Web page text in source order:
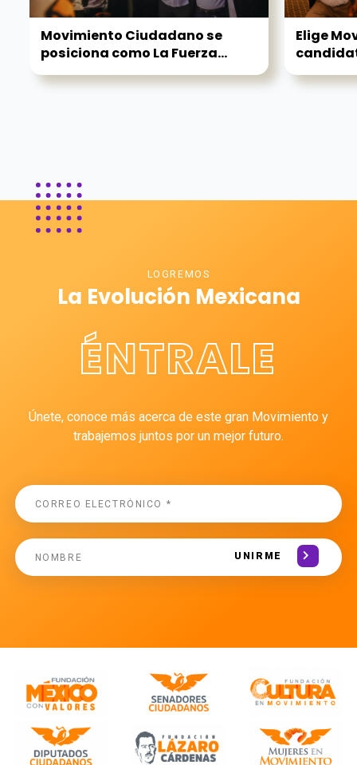
Movimiento Ciudadano se
posiciona como La Fuerza...
Elige
LOGREMOS
La Evolución Mexicana
ÉNTRALE
Únete, conoce más acerca de este gran Movimiento y
trabajemos juntos por un mejor futuro.
UNIRME